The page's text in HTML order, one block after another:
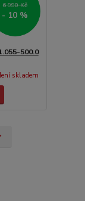
6 990 Kč
- 10 %
500.0
skladem